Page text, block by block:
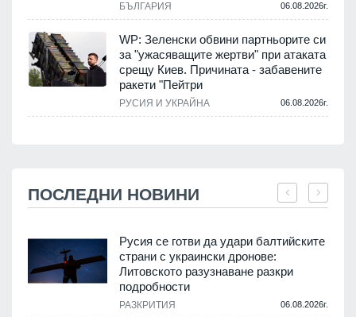
БЪЛГАРИЯ 06.08.2026г.
WP: Зеленски обвини партньорите си
за "ужасяващите жертви" при атаката
срещу Киев. Причината - забавените
ракети "Пейтри
РУСИЯ И УКРАЙНА 06.08.2026г.
ПОСЛЕДНИ НОВИНИ
Русия се готви да удари балтийските
страни с украински дронове:
Литовското разузнаване разкри
подробности
РАЗКРИТИЯ 06.08.2026г.